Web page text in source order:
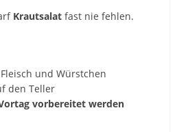
Krautsalat fast niefehlen.
Fleisch undWürstchen
denTeller
vorbereitetwerden